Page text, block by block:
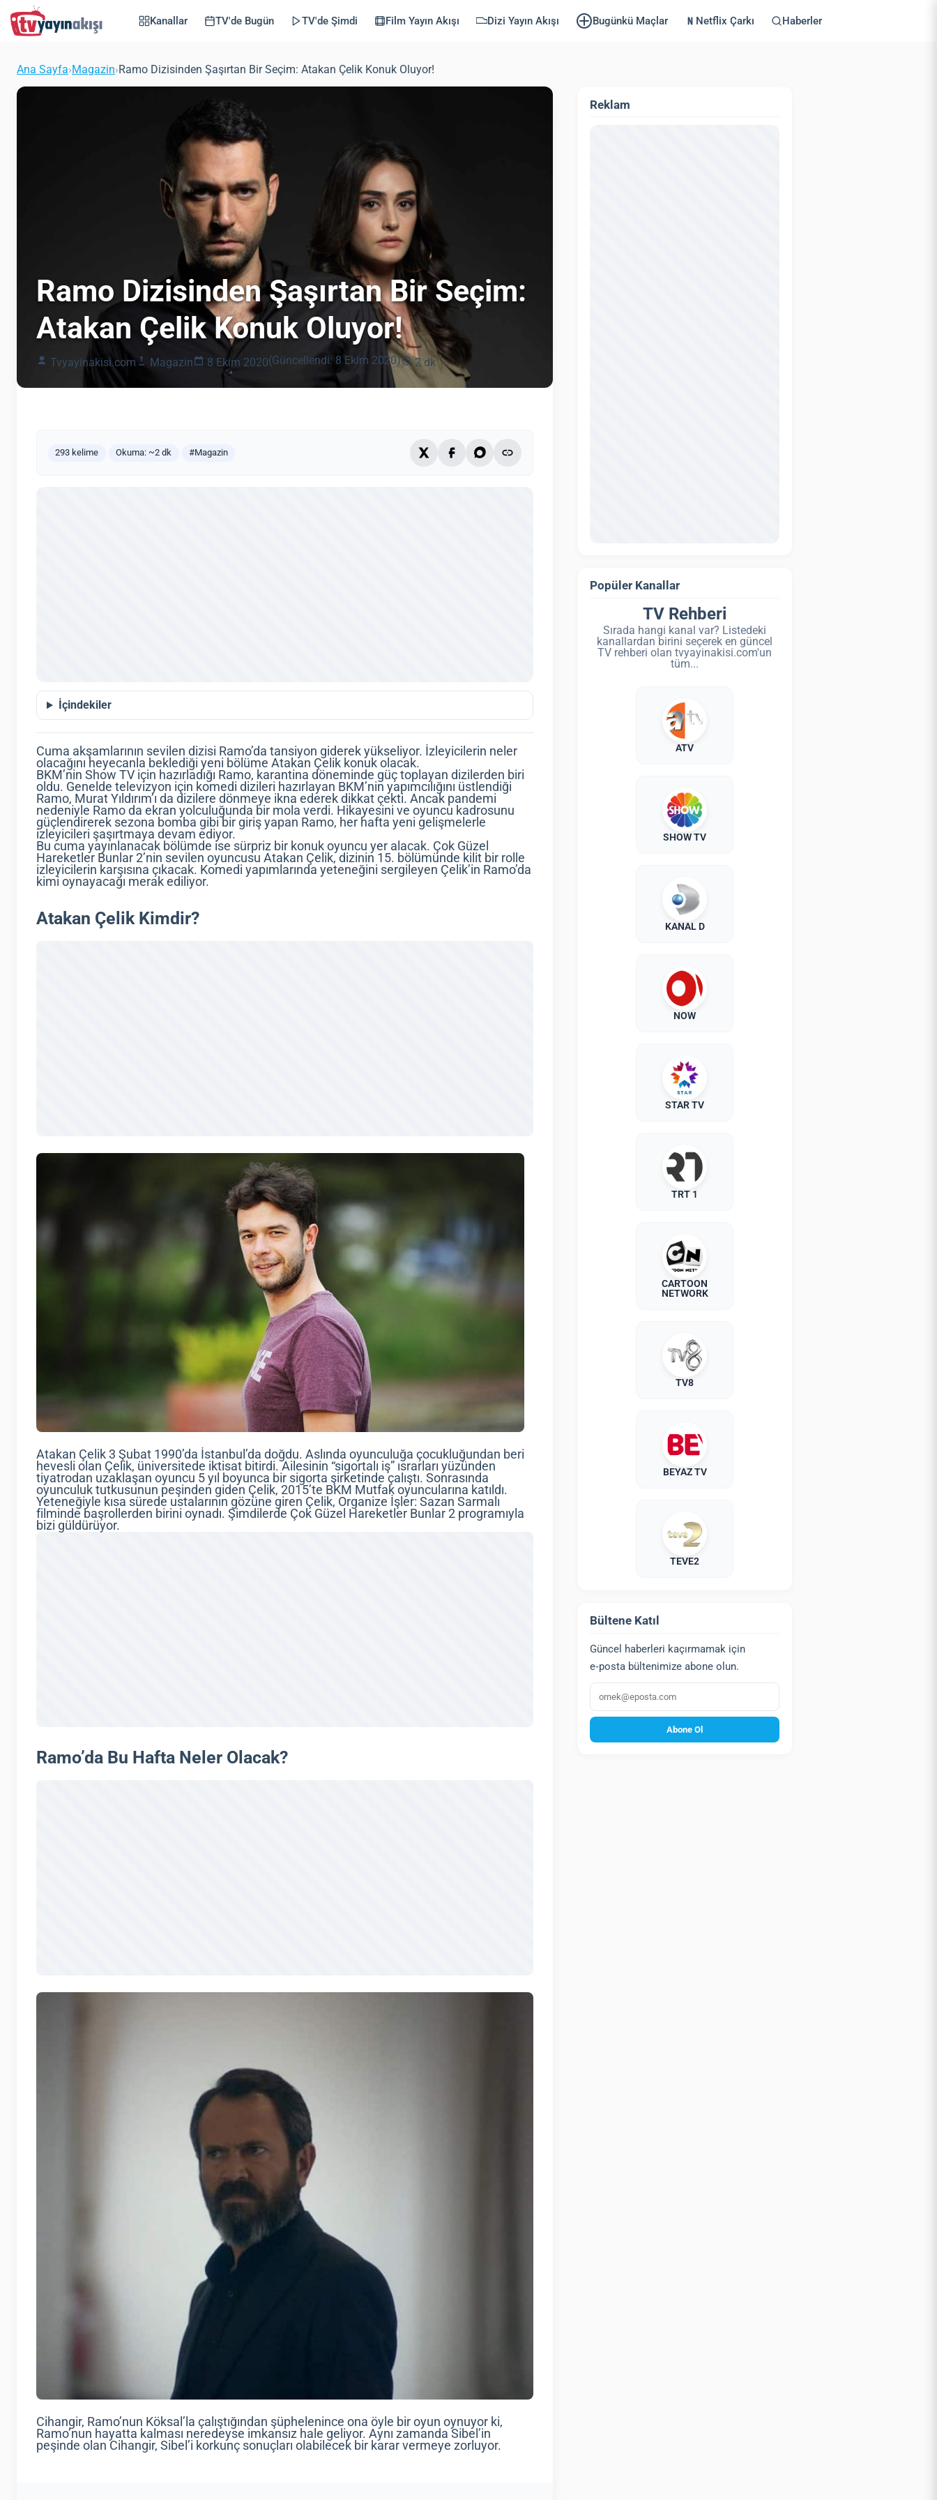
Kanallar TV'de Bugün TV'de Şimdi Film Yayın Akışı Dizi Yayın Akışı Bugünkü Maçlar Netflix Çarkı Haberler
Ana Sayfa›Magazin›Ramo Dizisinden Şaşırtan Bir Seçim: Atakan Çelik Konuk Oluyor!
Ramo Dizisinden Şaşırtan Bir Seçim:
Atakan Çelik Konuk Oluyor!
Tvyayinakisi.com Magazin 8 Ekim 2020(Güncellendi: 8 Ekim 2020) 2 dk
293 kelime Okuma: ~2 dk #Magazin
İçindekiler
Cuma akşamlarının sevilen dizisi Ramo’da tansiyon giderek yükseliyor. İzleyicilerin neler
olacağını heyecanla beklediği yeni bölüme Atakan Çelik konuk olacak.
BKM’nin Show TV için hazırladığı Ramo, karantina döneminde güç toplayan dizilerden biri
oldu. Genelde televizyon için komedi dizileri hazırlayan BKM’nin yapımcılığını üstlendiği
Ramo, Murat Yıldırım’ı da dizilere dönmeye ikna ederek dikkat çekti. Ancak pandemi
nedeniyle Ramo da ekran yolculuğunda bir mola verdi. Hikayesini ve oyuncu kadrosunu
güçlendirerek sezona bomba gibi bir giriş yapan Ramo, her hafta yeni gelişmelerle
izleyicileri şaşırtmaya devam ediyor.
Bu cuma yayınlanacak bölümde ise sürpriz bir konuk oyuncu yer alacak. Çok Güzel
Hareketler Bunlar 2’nin sevilen oyuncusu Atakan Çelik, dizinin 15. bölümünde kilit bir rolle
izleyicilerin karşısına çıkacak. Komedi yapımlarında yeteneğini sergileyen Çelik’in Ramo’da
kimi oynayacağı merak ediliyor.
Atakan Çelik Kimdir?
Atakan Çelik 3 Şubat 1990’da İstanbul’da doğdu. Aslında oyunculuğa çocukluğundan beri
hevesli olan Çelik, üniversitede iktisat bitirdi. Ailesinin “sigortalı iş” ısrarları yüzünden
tiyatrodan uzaklaşan oyuncu 5 yıl boyunca bir sigorta şirketinde çalıştı. Sonrasında
oyunculuk tutkusunun peşinden giden Çelik, 2015’te BKM Mutfak oyuncularına katıldı.
Yeteneğiyle kısa sürede ustalarının gözüne giren Çelik, Organize İşler: Sazan Sarmalı
filminde başrollerden birini oynadı. Şimdilerde Çok Güzel Hareketler Bunlar 2 programıyla
bizi güldürüyor.
Ramo’da Bu Hafta Neler Olacak?
Cihangir, Ramo’nun Köksal’la çalıştığından şüphelenince ona öyle bir oyun oynuyor ki,
Ramo’nun hayatta kalması neredeyse imkansız hale geliyor. Aynı zamanda Sibel’in
peşinde olan Cihangir, Sibel’i korkunç sonuçları olabilecek bir karar vermeye zorluyor.
Reklam
Popüler Kanallar
TV Rehberi
Sırada hangi kanal var? Listedeki
kanallardan birini seçerek en güncel
TV rehberi olan tvyayinakisi.com'un
tüm...
ATV
SHOW TV
KANAL D
NOW
STAR TV
TRT 1
CARTOON
NETWORK
TV8
BEYAZ TV
TEVE2
Bültene Katıl
Güncel haberleri kaçırmamak için
e‑posta bültenimize abone olun.
E‑posta
Abone Ol